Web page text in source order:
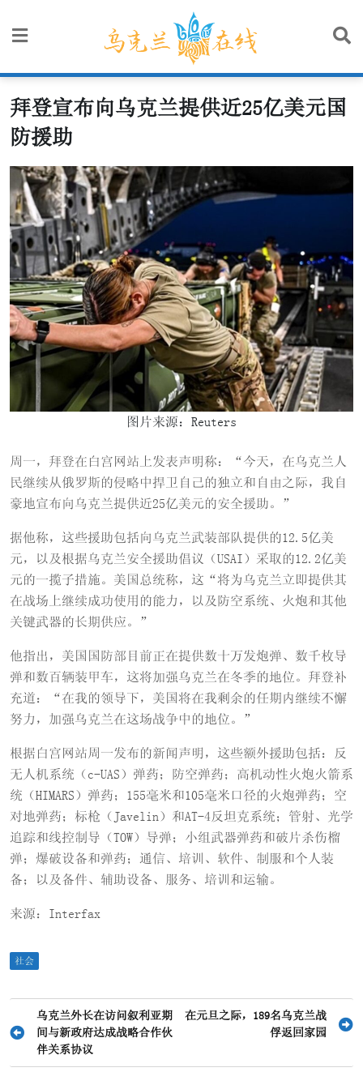
拜登宣布向乌克兰提供近25亿美元国
防援助
图片来源：Reuters
周一，拜登在白宫网站上发表声明称：“今天，在乌克兰人
民继续从俄罗斯的侵略中捍卫自己的独立和自由之际，我自
豪地宣布向乌克兰提供近25亿美元的安全援助。”
据他称，这些援助包括向乌克兰武装部队提供的12.5亿美
元，以及根据乌克兰安全援助倡议（USAI）采取的12.2亿美
元的一揽子措施。美国总统称，这“将为乌克兰立即提供其
在战场上继续成功使用的能力，以及防空系统、火炮和其他
关键武器的长期供应。”
他指出，美国国防部目前正在提供数十万发炮弹、数千枚导
弹和数百辆装甲车，这将加强乌克兰在冬季的地位。拜登补
充道：“在我的领导下，美国将在我剩余的任期内继续不懈
努力，加强乌克兰在这场战争中的地位。”
根据白宫网站周一发布的新闻声明，这些额外援助包括：反
无人机系统（c-UAS）弹药；防空弹药；高机动性火炮火箭系
统（HIMARS）弹药；155毫米和105毫米口径的火炮弹药；空
对地弹药；标枪（Javelin）和AT-4反坦克系统；管射、光学
追踪和线控制导（TOW）导弹；小组武器弹药和破片杀伤榴
弹；爆破设备和弹药；通信、培训、软件、制服和个人装
备；以及备件、辅助设备、服务、培训和运输。
来源：Interfax
社会
章
导
乌克兰外长在访问叙利亚期
间与新政府达成战略合作伙
伴关系协议
在元旦之际，189名乌克兰战
俘返回家园